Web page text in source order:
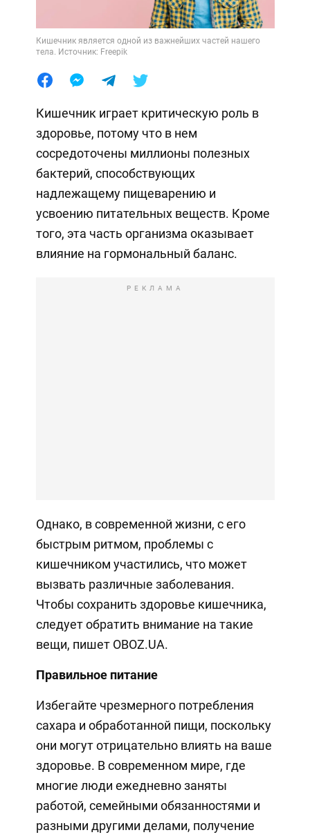
Кишечник является одной из важнейших частей нашего
тела. Источник: Freepik
Кишечник играет критическую роль в
здоровье, потому что в нем
сосредоточены миллионы полезных
бактерий, способствующих
надлежащему пищеварению и
усвоению питательных веществ. Кроме
того, эта часть организма оказывает
влияние на гормональный баланс.
РЕКЛАМА
Однако, в современной жизни, с его
быстрым ритмом, проблемы с
кишечником участились, что может
вызвать различные заболевания.
Чтобы сохранить здоровье кишечника,
следует обратить внимание на такие
вещи, пишет OBOZ.UA.
Правильное питание
Избегайте чрезмерного потребления
сахара и обработанной пищи, поскольку
они могут отрицательно влиять на ваше
здоровье. В современном мире, где
многие люди ежедневно заняты
работой, семейными обязанностями и
разными другими делами, получение